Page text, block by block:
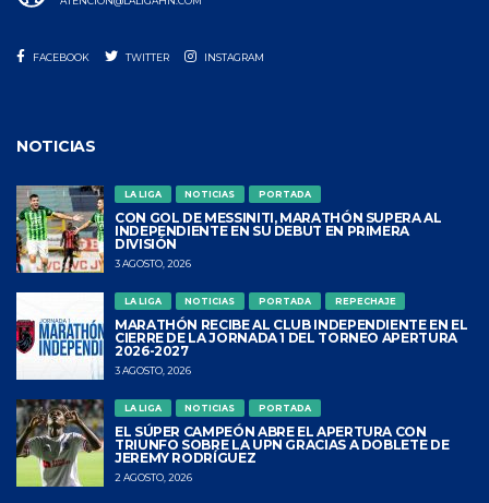
FACEBOOK TWITTER INSTAGRAM
NOTICIAS
LA LIGA NOTICIAS PORTADA
CON GOL DE MESSINITI, MARATHÓN SUPERA AL
INDEPENDIENTE EN SU DEBUT EN PRIMERA
DIVISIÓN
3 AGOSTO, 2026
LA LIGA NOTICIAS PORTADA REPECHAJE
MARATHÓN RECIBE AL CLUB INDEPENDIENTE EN EL
CIERRE DE LA JORNADA 1 DEL TORNEO APERTURA
2026-2027
3 AGOSTO, 2026
LA LIGA NOTICIAS PORTADA
EL SÚPER CAMPEÓN ABRE EL APERTURA CON
TRIUNFO SOBRE LA UPN GRACIAS A DOBLETE DE
JEREMY RODRÍGUEZ
2 AGOSTO, 2026